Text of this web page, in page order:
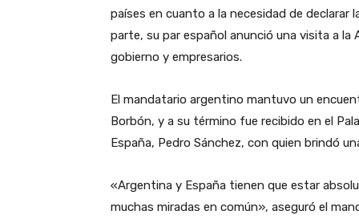
países en cuanto a la necesidad de declarar
parte, su par español anunció una visita a
gobierno y empresarios.
El mandatario argentino mantuvo un
Borbón, y a su término fue recibido en el
España, Pedro Sánchez, con quien brindó
«Argentina y España tienen que estar
muchas miradas en común», aseguró el